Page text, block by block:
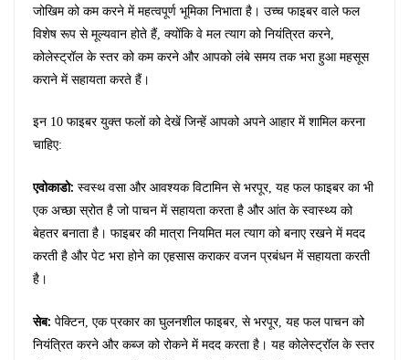
जोखिम को कम करने में महत्वपूर्ण भूमिका निभाता है। उच्च फाइबर वाले फल
विशेष रूप से मूल्यवान होते हैं, क्योंकि वे मल त्याग को नियंत्रित करने,
कोलेस्ट्रॉल के स्तर को कम करने और आपको लंबे समय तक भरा हुआ महसूस
कराने में सहायता करते हैं।
इन 10 फाइबर युक्त फलों को देखें जिन्हें आपको अपने आहार में शामिल करना
चाहिए:
एवोकाडो: स्वस्थ वसा और आवश्यक विटामिन से भरपूर, यह फल फाइबर का भी
एक अच्छा स्रोत है जो पाचन में सहायता करता है और आंत के स्वास्थ्य को
बेहतर बनाता है। फाइबर की मात्रा नियमित मल त्याग को बनाए रखने में मदद
करती है और पेट भरा होने का एहसास कराकर वजन प्रबंधन में सहायता करती
है।
सेब: पेक्टिन, एक प्रकार का घुलनशील फाइबर, से भरपूर, यह फल पाचन को
नियंत्रित करने और कब्ज को रोकने में मदद करता है। यह कोलेस्ट्रॉल के स्तर